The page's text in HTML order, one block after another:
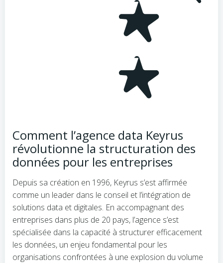
Comment l’agence data Keyrus
révolutionne la structuration des
données pour les entreprises
Depuis sa création en 1996, Keyrus s’est affirmée
comme un leader dans le conseil et l’intégration de
solutions data et digitales. En accompagnant des
entreprises dans plus de 20 pays, l’agence s’est
spécialisée dans la capacité à structurer efficacement
les données, un enjeu fondamental pour les
organisations confrontées à une explosion du volume